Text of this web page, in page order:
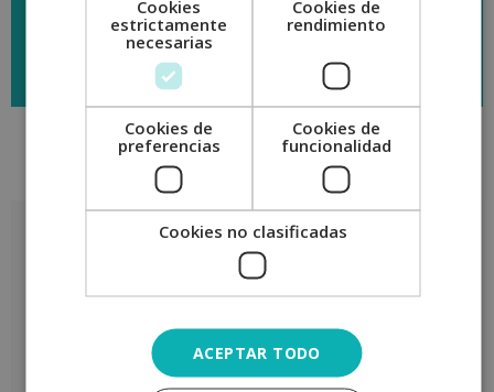
Descargar temario
Valoraciones (1)
Descripción
Cookies
estrictamente
necesarias
Cookies de
rendimiento
Cookies de
preferencias
Cookies de
funcionalidad
Cookies no clasificadas
ACEPTAR TODO